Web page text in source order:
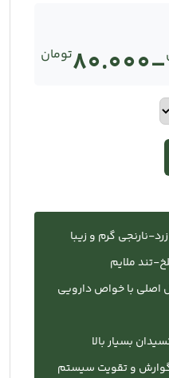
– تومان80.000
تومان240.000
نارنجی گرم و زیبا
تند ملایم
اصلی با خواص دارویی
بسیار بالا
گوارش و تقویت سیستم